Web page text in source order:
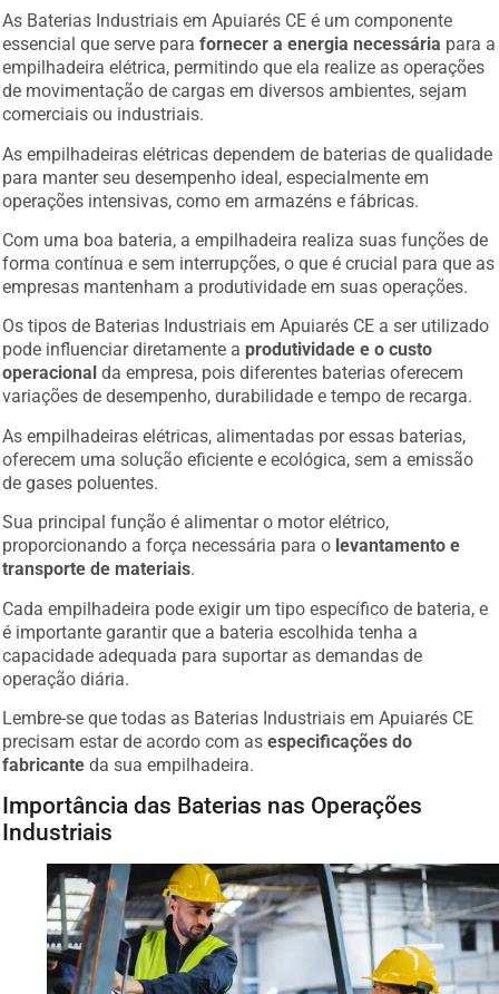
As Baterias Industriais em Apuiarés CE é um componente
essencial que serve parafornecer a energia necessária para a
empilhadeira elétrica, permitindo que ela realize as operações
de movimentação de cargas em diversos ambientes, sejam
comerciais ou industriais.
As empilhadeiras elétricas dependem de baterias de qualidade
para manter seu desempenho ideal, especialmente em
operações intensivas, como em armazéns e fábricas.
Com uma boa bateria, a empilhadeira realiza suas funções de
forma contínua e sem interrupções, o que é crucial para que as
empresas mantenham a produtividade em suas operações.
Os tipos de Baterias Industriais em Apuiarés CE a ser utilizado
pode influenciar diretamente a produtividade e o custo
operacional da empresa, pois diferentes baterias oferecem
variações de desempenho, durabilidade e tempo de recarga.
As empilhadeiras elétricas, alimentadas por essas baterias,
oferecem uma solução eficiente e ecológica, sem a emissão
de gases poluentes.
Sua principal função é alimentar o motor elétrico,
proporcionando a força necessária para o levantamento e
transporte de materiais
Cada empilhadeira pode exigir um tipo específico de bateria, e
é importante garantir que a bateria escolhida tenha a
capacidade adequada para suportar as demandas de
operação diária.
Lembre-se que todas as Baterias Industriais em Apuiarés CE
precisam estar de acordo com as especificações do
fabricante da sua empilhadeira.
Importância das Baterias nas Operações
Industriais